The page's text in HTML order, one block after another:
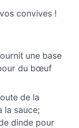
convives !
une base
du bœuf
de la
la sauce;
dinde pour